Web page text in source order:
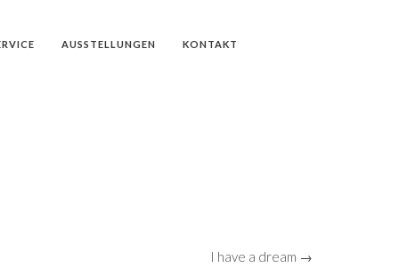
AUSSTELLUNGEN KONTAKT
I have a dream →